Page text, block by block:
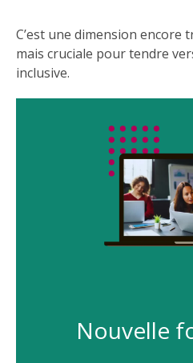
C’est une dimension encore
mais cruciale pour tendre
inclusive.
Nouvelle